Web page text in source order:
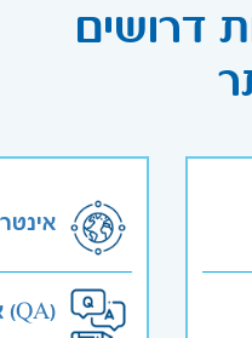
דרושים
אבטחת איכות (QA)